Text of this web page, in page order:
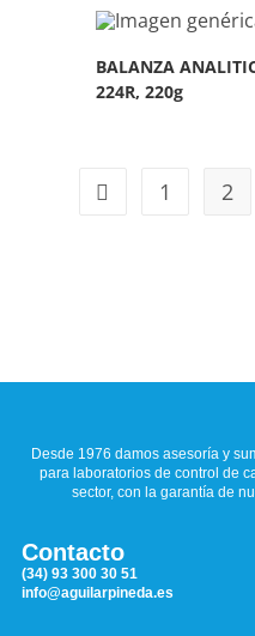
BALANZA
224R, 220g
1 2
Desde 1976 damos asesoría y
para laboratorios de control de
sector, con la garantía de
Contacto
(34) 93 300 30 51
info@aguilarpineda.es